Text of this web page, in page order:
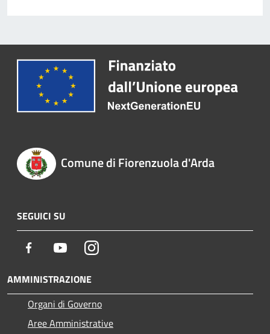
Comune di Fiorenzuola d'Arda
SEGUICI SU
Facebook YoutubeInstagram
AMMINISTRAZIONE
Organi di Governo
Aree Amministrative